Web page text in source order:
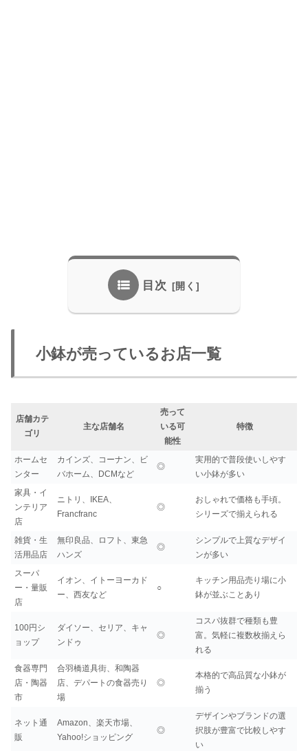
目次
小鉢が売っているお店一覧
店舗カテ
ゴリ
主な店舗名
売って
いる可
能性
特徴
ホームセ
ンター
カインズ、コーナン、ビ
バホーム、DCMなど
◎
実用的で普段使いしやす
い小鉢が多い
家具・イ
ンテリア
店
ニトリ、IKEA、
Francfranc
◎
おしゃれで価格も手頃。
シリーズで揃えられる
雑貨・生
活用品店
無印良品、ロフト、東急
ハンズ
◎
シンプルで上質なデザイ
ンが多い
スーパ
ー・量販
店
イオン、イトーヨーカド
ー、西友など
○
キッチン用品売り場に小
鉢が並ぶことあり
100円シ
ョップ
ダイソー、セリア、キャ
ンドゥ
◎
コスパ抜群で種類も豊
富。気軽に複数枚揃えら
れる
食器専門
店・陶器
市
合羽橋道具街、和陶器
店、デパートの食器売り
場
◎
本格的で高品質な小鉢が
揃う
ネット通
販
Amazon、楽天市場、
Yahoo!ショッピング
◎
デザインやブランドの選
択肢が豊富で比較しやす
い